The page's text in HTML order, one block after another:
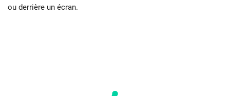
ou derrière un écran.